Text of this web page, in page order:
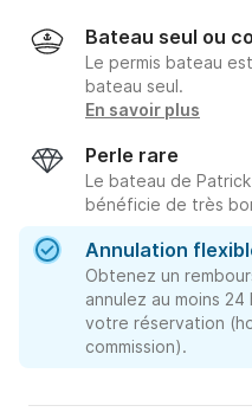
Bateau seul ou
Le permis bateau
bateau seul.
En savoir plus
Perle rare
Le bateau de
bénéficie de très
Annulation
Obtenez un
annulez au moins
votre réservation
commission).